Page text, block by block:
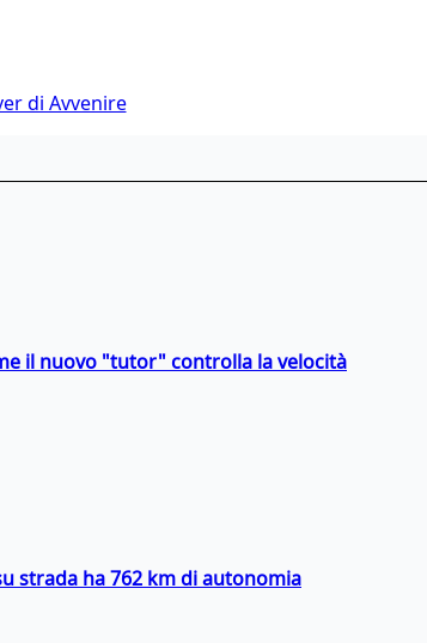
di Avvenire
il nuovo "tutor" controlla la velocità
strada ha 762 km di autonomia